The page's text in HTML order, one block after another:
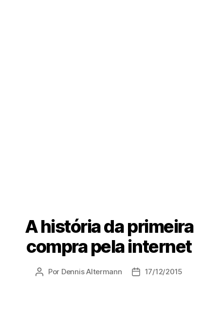
A história da primeira
compra pela internet
Autor
Por Dennis Altermann
Data17/12/2015